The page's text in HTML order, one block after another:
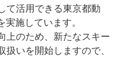
て活用できる東京都動
施しています。
上のため、新たなスキー
扱いを開始しますので、